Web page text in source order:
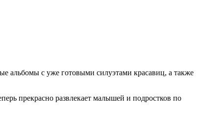
альбомы с уже готовыми силуэтами красавиц, а также
прекрасно развлекает малышей и подростков по